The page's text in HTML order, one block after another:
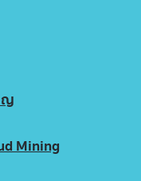
ญ
Mining